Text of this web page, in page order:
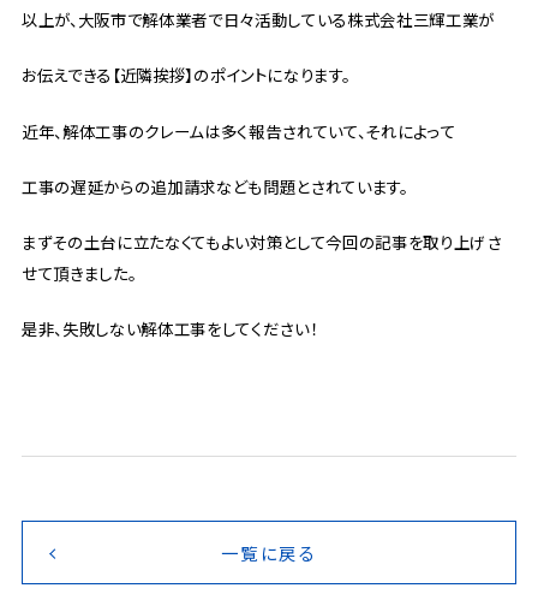
以上が、大阪市で解体業者で日々活動している株式会社三輝工業が
お伝えできる【近隣挨拶】のポイントになります。
近年、解体工事のクレームは多く報告されていて、それによって
工事の遅延からの追加請求なども問題とされています。
まずその土台に立たなくてもよい対策として今回の記事を取り上げさ
せて頂きました。
是非、失敗しない解体工事をしてください！
一覧に戻る